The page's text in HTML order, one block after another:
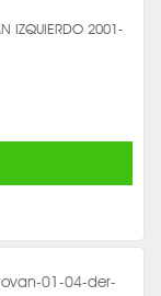
IZQUIERDO 2001-